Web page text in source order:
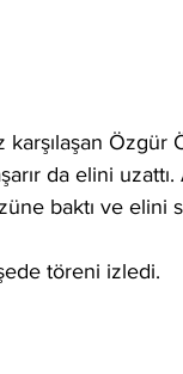
Özgür
da elini uzattı.
baktı ve elini
töreni izledi.